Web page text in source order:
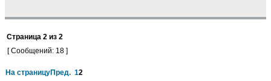
Страница 2 из 2
[ Сообщений: 18 ]
На страницуПред. 12